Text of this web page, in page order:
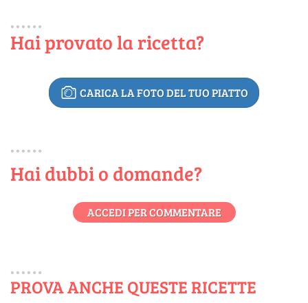
Hai provato la ricetta?
CARICA LA FOTO DEL TUO PIATTO
Hai dubbi o domande?
ACCEDI PER COMMENTARE
PROVA ANCHE QUESTE RICETTE